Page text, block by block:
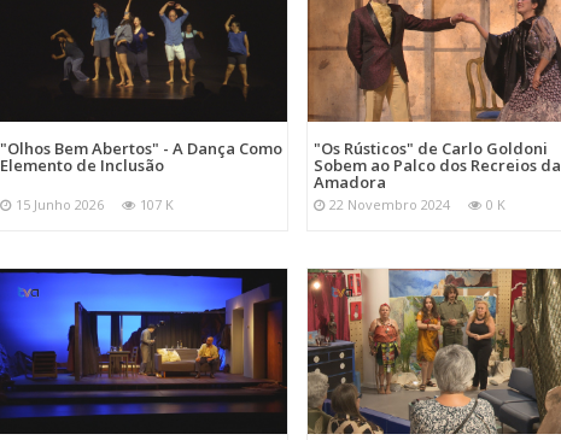
"Olhos Bem Abertos" - A Dança Como
Elemento de Inclusão
15 Junho 2026 107 K
"Os Rústicos" de Carlo Goldoni
Sobem ao Palco dos Recreios da
Amadora
22 Novembro 2024 0 K